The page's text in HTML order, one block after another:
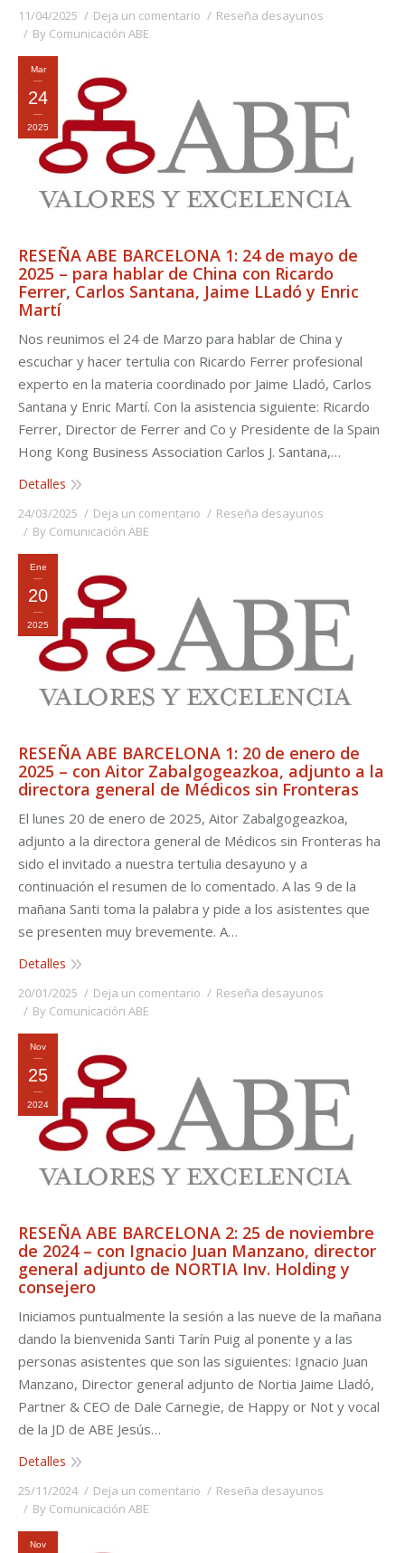
11/04/2025 Deja un comentario
Reseña desayunos
By Comunicación ABE
Mar
24
2025
RESEÑA ABE BARCELONA 1: 24 de mayo de
2025 – para hablar de China con Ricardo
Ferrer, Carlos Santana, Jaime LLadó y Enric
Martí
Nos reunimos el 24 de Marzo para hablar de China y
escuchar y hacer tertulia con Ricardo Ferrer profesional
experto en la materia coordinado por Jaime Lladó, Carlos
Santana y Enric Martí. Con la asistencia siguiente: Ricardo
Ferrer, Director de Ferrer and Co y Presidente de la Spain
Hong Kong Business Association Carlos J. Santana,…
Detalles
24/03/2025 Deja un comentario
Reseña desayunos
By Comunicación ABE
Ene
20
2025
RESEÑA ABE BARCELONA 1: 20 de enero de
2025 – con Aitor Zabalgogeazkoa, adjunto a la
directora general de Médicos sin Fronteras
El lunes 20 de enero de 2025, Aitor Zabalgogeazkoa,
adjunto a la directora general de Médicos sin Fronteras ha
sido el invitado a nuestra tertulia desayuno y a
continuación el resumen de lo comentado. A las 9 de la
mañana Santi toma la palabra y pide a los asistentes que
se presenten muy brevemente. A…
Detalles
20/01/2025 Deja un comentario
Reseña desayunos
By Comunicación ABE
Nov
25
2024
RESEÑA ABE BARCELONA 2: 25 de noviembre
de 2024 – con Ignacio Juan Manzano, director
general adjunto de NORTIA Inv. Holding y
consejero
Iniciamos puntualmente la sesión a las nueve de la mañana
dando la bienvenida Santi Tarín Puig al ponente y a las
personas asistentes que son las siguientes: Ignacio Juan
Manzano, Director general adjunto de Nortia Jaime Lladó,
Partner & CEO de Dale Carnegie, de Happy or Not y vocal
de la JD de ABE Jesús…
Detalles
25/11/2024 Deja un comentario
Reseña desayunos
By Comunicación ABE
Nov